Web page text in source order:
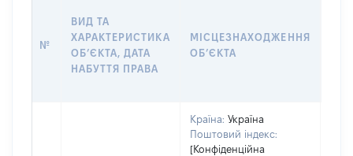
№
ВИД ТА
ХАРАКТЕРИСТИКА
ОБʼЄКТА, ДАТА
НАБУТТЯ ПРАВА
МІСЦЕЗНАХОДЖЕННЯ
ОБʼЄКТА
Країна: Україна
Поштовий індекс:
[Конфіденційна